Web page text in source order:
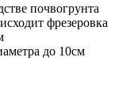
почвогрунта
фрезеровка
до 10см